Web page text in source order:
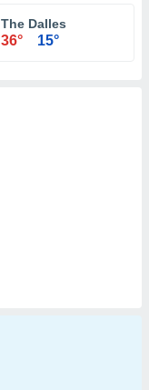
The Dalles
36° 15°